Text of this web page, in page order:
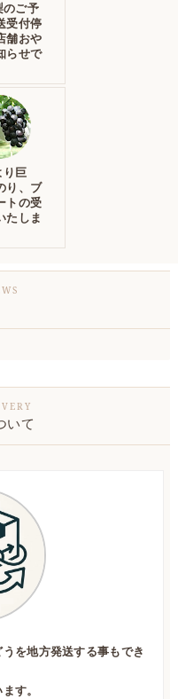
のご予
受付停
舗おや
らせで
り巨
り、ブ
トの受
たしま
いて
を地方発送する事もでき
す。